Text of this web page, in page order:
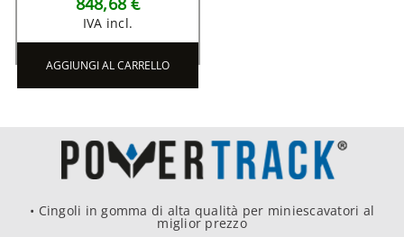
IVA incl.
AGGIUNGI AL CARRELLO
• Cingoli in gomma di alta qualità per miniescavatori al
miglior prezzo